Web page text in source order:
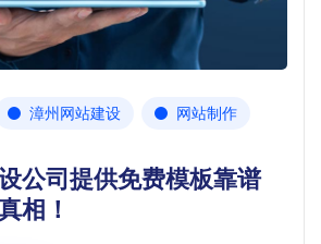
漳州网站建设 网站制作
公司提供免费模板靠谱
相！